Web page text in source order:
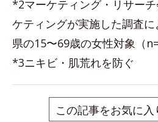
*2マーケティング・リサー
ケティングが実施した調査
県の15〜69歳の女性対象（
*3ニキビ・肌荒れを防ぐ
この記事をお気に入